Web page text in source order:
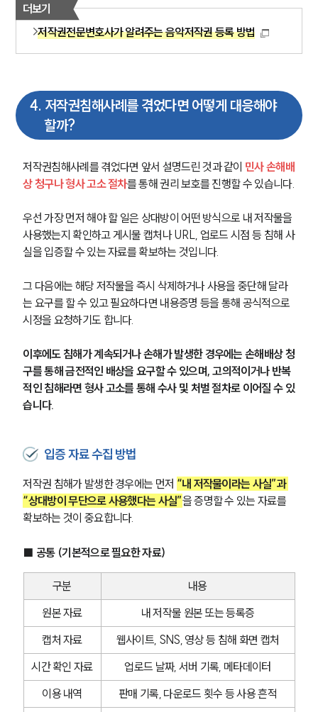
더보기
저작권전문변호사가 알려주는 음악저작권 등록 방법
4. 저작권침해사례를 겪었다면 어떻게 대응해야
할까?
저작권침해사례를 겪었다면 앞서 설명드린 것과 같이 민사 손해배
상 청구나 형사 고소 절차를 통해 권리 보호를 진행할 수 있습니다.
우선 가장 먼저 해야 할 일은 상대방이 어떤 방식으로 내 저작물을
사용했는지 확인하고 게시물 캡처나 URL, 업로드 시점 등 침해 사
실을 입증할 수 있는 자료를 확보하는 것입니다.
그 다음에는 해당 저작물을 즉시 삭제하거나 사용을 중단해 달라
는 요구를 할 수 있고 필요하다면 내용증명 등을 통해 공식적으로
시정을 요청하기도 합니다.
이후에도 침해가 계속되거나 손해가 발생한 경우에는 손해배상 청
구를 통해 금전적인 배상을 요구할 수 있으며, 고의적이거나 반복
적인 침해라면 형사 고소를 통해 수사 및 처벌 절차로 이어질 수 있
습니다.
입증 자료 수집 방법
저작권 침해가 발생한 경우에는 먼저 “내 저작물이라는 사실”과
“상대방이 무단으로 사용했다는 사실”을 증명할 수 있는 자료를
확보하는 것이 중요합니다.
■ 공통 (기본적으로 필요한 자료)
구분
내용
원본 자료
내 저작물 원본 또는 등록증
캡처 자료
웹사이트, SNS, 영상 등 침해 화면 캡처
시간 확인 자료
업로드 날짜, 서버 기록, 메타데이터
이용 내역
판매 기록, 다운로드 횟수 등 사용 흔적